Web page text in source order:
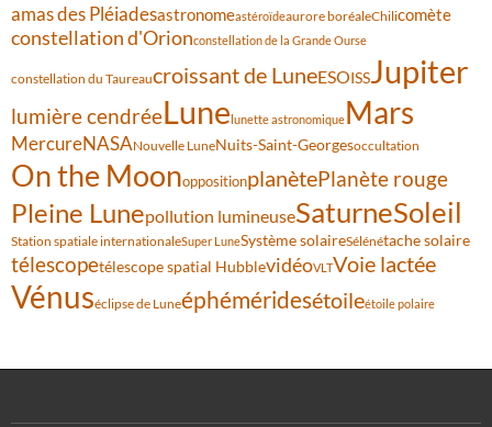
amas des Pléiadesastronomeastéroïdeaurore boréaleChilicomète
constellation d'Orionconstellation de la Grande Ourse
constellation du Taureaucroissant de LuneESOISSJupiter
lumière cendréeLunelunette astronomiqueMars
MercureNASANouvelle LuneNuits-Saint-Georgesoccultation
On the MoonoppositionplanètePlanète rouge
Pleine Lunepollution lumineuseSaturneSoleil
Station spatiale internationaleSuper LuneSystème solaireSélénétache solaire
télescopetélescope spatial HubblevidéoVLTVoie lactée
Vénuséclipse de Luneéphéméridesétoileétoile polaire